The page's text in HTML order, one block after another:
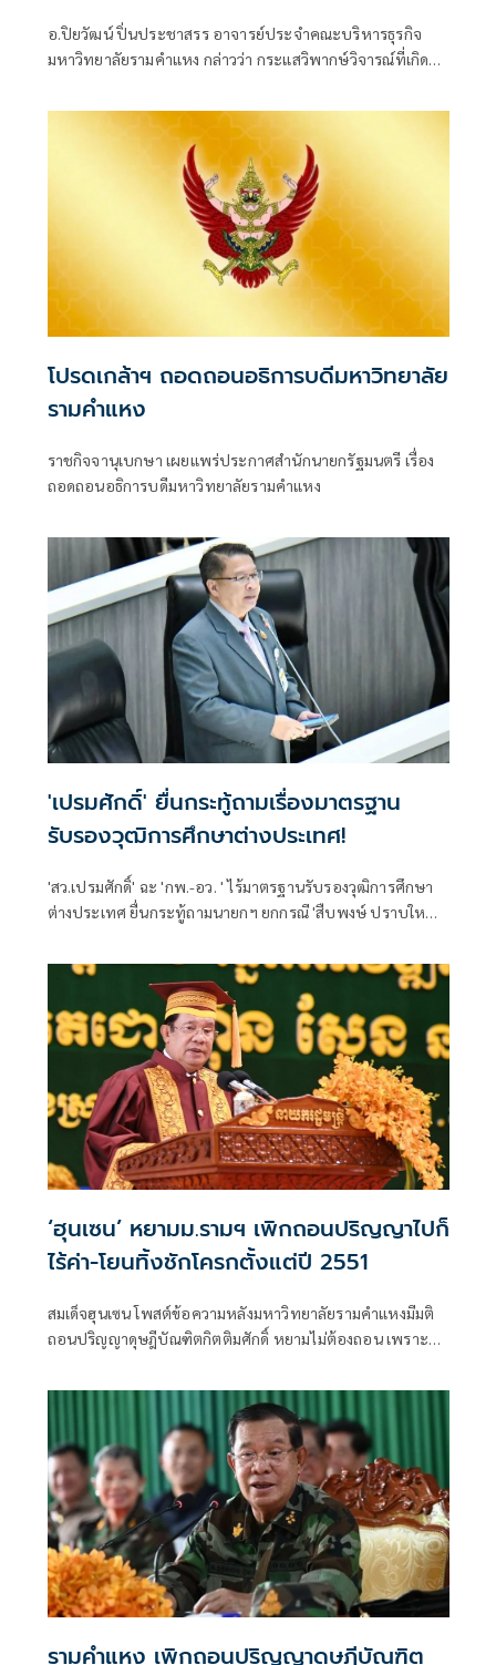
รักษาระบบการคลังประเทศในระยะยาว
อ.ปิยวัฒน์ ปิ่นประชาสรร อาจารย์ประจำคณะบริหารธุรกิจ
มหาวิทยาลัยรามคำแหง กล่าวว่า กระแสวิพากษ์วิจารณ์ที่เกิดขึ้น
เรื่องที่เข้าใจได้ เพราะประชาชนกังวลว่าจะกระทบต่อผู้มีรายได้
โปรดเกล้าฯ ถอดถอนอธิการบดีมหาวิทยาลัย
รามคำแหง
ราชกิจจานุเบกษา เผยแพร่ประกาศสำนักนายกรัฐมนตรี เรื่อง
ถอดถอนอธิการบดีมหาวิทยาลัยรามคำแหง
'เปรมศักดิ์' ยื่นกระทู้ถามเรื่องมาตรฐาน
รับรองวุฒิการศึกษาต่างประเทศ!
'สว.เปรมศักดิ์' ฉะ 'กพ.-อว. ' ไร้มาตรฐานรับรองวุฒิการศึกษา
ต่างประเทศ ยื่นกระทู้ถามนายกฯ ยกกรณี 'สืบพงษ์ ปราบใหญ่'
วุฒิฯ เป็นเครื่องมือทางการเมือง
‘ฮุนเซน’ หยามม.รามฯ เพิกถอนปริญญาไปก็
ไร้ค่า-โยนทิ้งชักโครกตั้งแต่ปี 2551
สมเด็จฮุนเซน โพสต์ข้อความหลังมหาวิทยาลัยรามคำแหงมีมติ
ถอนปริญญาดุษฎีบัณฑิตกิตติมศักดิ์ หยามไม่ต้องถอน เพราะ
ปริญญาจากไทย
รามคำแหง เพิกถอนปริญญาดุษฎีบัณฑิต